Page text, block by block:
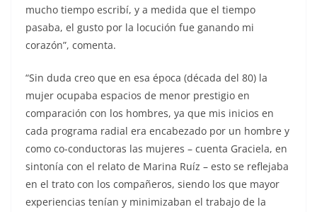
mucho tiempo escribí, y a medida que el tiempo
pasaba, el gusto por la locución fue ganando mi
corazón”, comenta.
“Sin duda creo que en esa época (década del 80) la
mujer ocupaba espacios de menor prestigio en
comparación con los hombres, ya que mis inicios en
cada programa radial era encabezado por un hombre y
como co-conductoras las mujeres – cuenta Graciela, en
sintonía con el relato de Marina Ruíz – esto se reflejaba
en el trato con los compañeros, siendo los que mayor
experiencias tenían y minimizaban el trabajo de la